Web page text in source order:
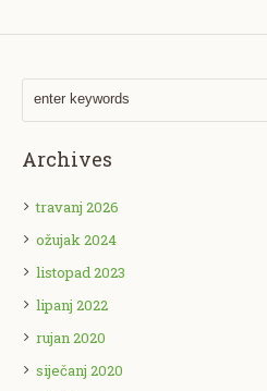
Archives
travanj 2026
ožujak 2024
listopad 2023
lipanj 2022
rujan 2020
siječanj 2020